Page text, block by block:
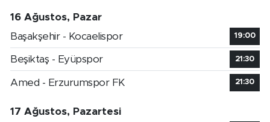
16 Ağustos, Pazar
Başakşehir - Kocaelispor
19:00
Beşiktaş - Eyüpspor 21:30
Amed - Erzurumspor FK 21:30
17 Ağustos, Pazartesi